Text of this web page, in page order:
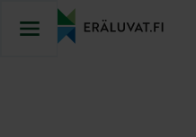
sisältöön